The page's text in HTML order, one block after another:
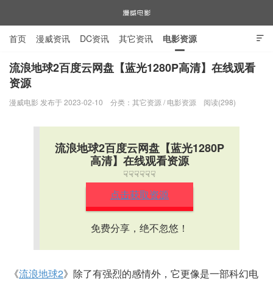
漫威电影

首页 漫威资讯 DC资讯 其它资讯 电影资源
电视剧资源 漫威图片
流浪地球2百度云网盘【蓝光1280P高清】在线观看
资源
漫威电影 发布于 2023-02-10 分类： 其它资源 / 电影资源 阅读(298)
流浪地球2百度云网盘【蓝光1280P
高清】在线观看资源
☟☟☟☟☟☟
点击获取资源
免费分享，绝不忽悠！
《流浪地球2》除了有强烈的感情外，它更像是一部科幻电